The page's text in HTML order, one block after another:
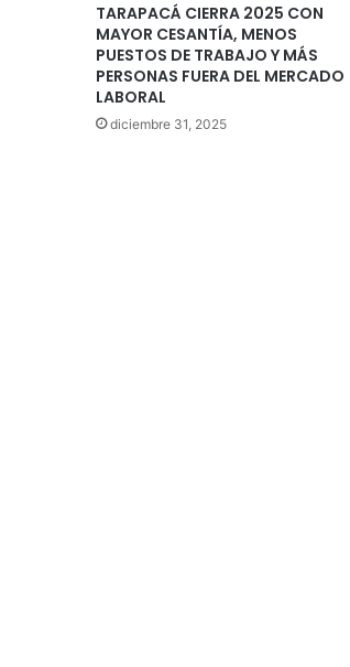
TARAPACÁ CIERRA 2025 CON
MAYOR CESANTÍA, MENOS
PUESTOS DE TRABAJO Y MÁS
PERSONAS FUERA DEL MERCADO
LABORAL
diciembre 31, 2025